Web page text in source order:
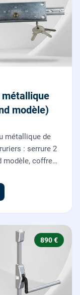
métallique
modèle)
métallique de
: serrure 2
modèle, coffre
890 €